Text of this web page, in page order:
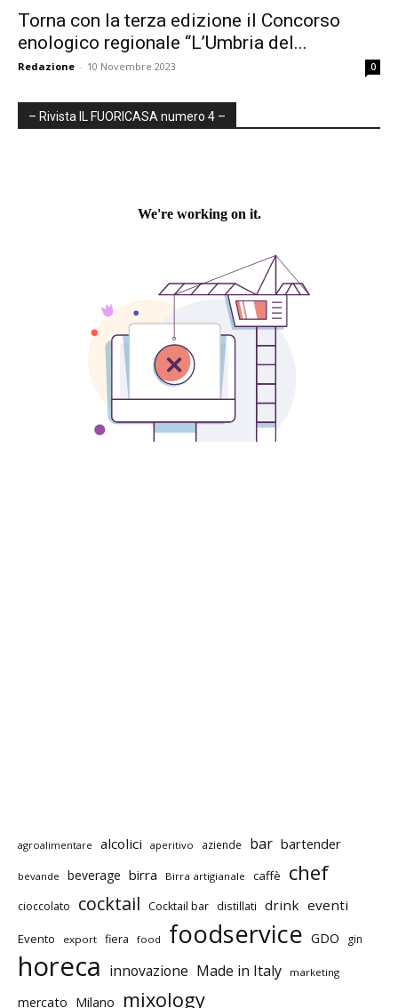
Torna con la terza edizione il Concorso
enologico regionale “L’Umbria del...
Redazione - 10 Novembre 2023 0
– Rivista IL FUORICASA numero 4 –
agroalimentare alcolici aperitivo aziende bar bartender
bevande beverage birra Birra artigianale caffè chef
cioccolato cocktail Cocktail bar distillati drink eventi
Evento export fiera food foodservice GDO gin
horeca innovazione Made in Italy marketing
mercato Milano mixology